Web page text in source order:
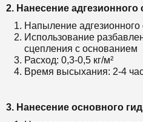
2. Нанесение адгезионного
Напыление
Использование
сцепления с основанием
Расход: 0,3-0,5 кг/м²
Время высыхания: 2-4
3. Нанесение основного